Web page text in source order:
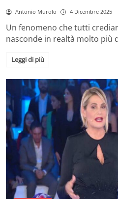
Antonio Murolo 4 Dicembre 2025
Un fenomeno che tutti
nasconde in realtà molto più
Leggi di più